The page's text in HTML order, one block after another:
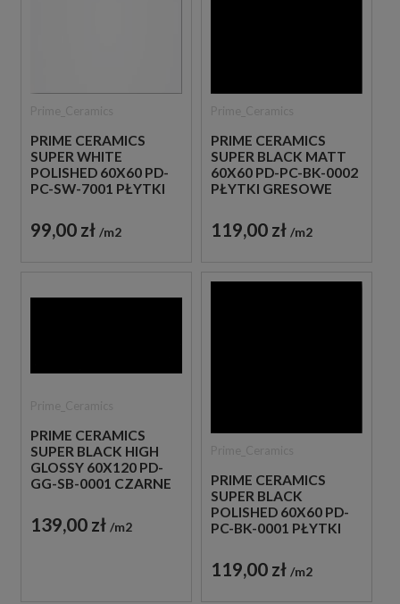
PRIME CERAMICS
SUPER WHITE
POLISHED 60X60 PD-
PC-SW-7001 PŁYTKI
MONOKOLOR BIAŁY
99,00 zł m2
PRIME CERAMICS
SUPER BLACK MATT
60X60 PD-PC-BK-0002
PŁYTKI GRESOWE
CZARNY
119,00 zł m2
PRIME CERAMICS
SUPER BLACK HIGH
GLOSSY 60X120 PD-
GG-SB-0001 CZARNE
139,00 zł m2
PRIME CERAMICS
SUPER BLACK
POLISHED 60X60 PD-
PC-BK-0001 PŁYTKI
MONOKOLOR
CZARNY
119,00 zł m2